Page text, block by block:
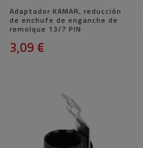
Adaptador KAMAR, reducción
de enchufe de enganche de
remolque 13/7 PIN
3,09 €